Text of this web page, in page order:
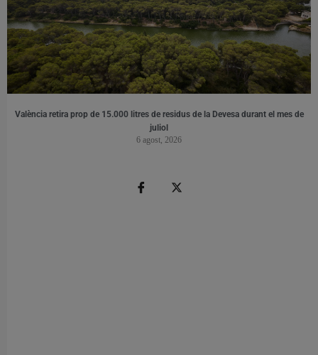
València retira prop de 15.000 litres de residus de la Devesa durant el mes de
juliol
6 agost, 2026